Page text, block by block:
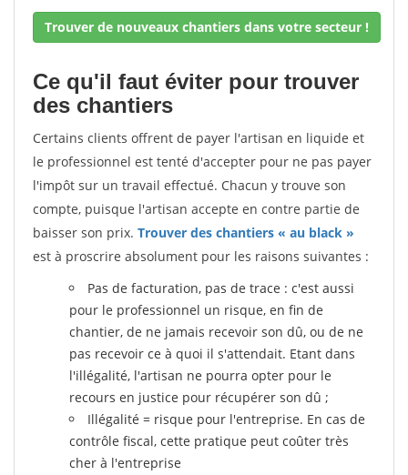
Trouver de nouveaux chantiers dans votre secteur !
Ce qu'il faut éviter pour trouver
des chantiers
Certains clients offrent de payer l'artisan en liquide et
le professionnel est tenté d'accepter pour ne pas payer
l'impôt sur un travail effectué. Chacun y trouve son
compte, puisque l'artisan accepte en contre partie de
baisser son prix. Trouver des chantiers « au black »
est à proscrire absolument pour les raisons suivantes :
Pas de facturation, pas de trace : c'est aussi
pour le professionnel un risque, en fin de
chantier, de ne jamais recevoir son dû, ou de ne
pas recevoir ce à quoi il s'attendait. Etant dans
l'illégalité, l'artisan ne pourra opter pour le
recours en justice pour récupérer son dû ;
Illégalité = risque pour l'entreprise. En cas de
contrôle fiscal, cette pratique peut coûter très
cher à l'entreprise